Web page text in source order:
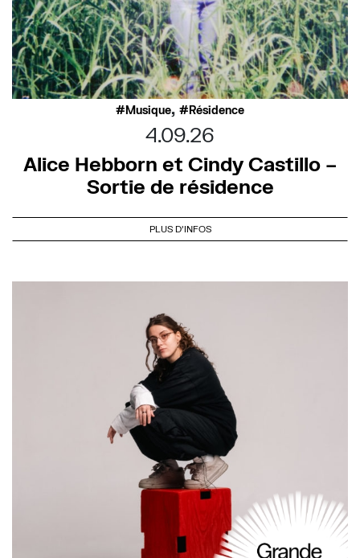
Musique, Résidence
4.09.26
Alice Hebborn et Cindy Castillo –
Sortie de résidence
PLUS D'INFOS